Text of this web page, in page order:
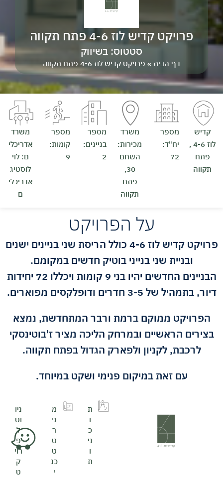
פרויקט קדיש לוז 4-6 פתח תקווה
סטטוס: בשיווק
דף הבית » פרויקט קדיש לוז 4-6 פתח תקווה
קדיש
לוז 4-6 ,
פתח
תקווה
מספר
יח"ד:
72
משרד
מכירות:
השחם
30,
פתח
תקווה
מספר
בניינים:
2
מספר
קומות:
9
משרד
אדריכלי
ם: לוי
לוסטיג
אדריכלי
ם
ת
ו
כ
ני
ו
ת
מ
פ
ר
ט
ט
כנ
י
ניו
וט
ל
פ
רוי
ק
ט
על הפרויקט
פרויקט קדיש לוז 4-6 כולל הריסת שני בניינים ישנים
ובניית שני בנייני בוטיק חדשים במקומם.
הבניינים החדשים יהיו בני 9 קומות ויכללו 72 יחידות
דיור, בתמהיל של 3-5 חדרים ודופלקסים מפוארים.
הפרויקט ממוקם ברמת ורבר המתחדשת, נמצא
בצירים הראשיים ובמרחק הליכה מציר ז'בוטינסקי
לרכבת, לקניון ולפארק הגדול בפתח תקווה.
עם זאת במיקום פנימי ושקט במיוחד.